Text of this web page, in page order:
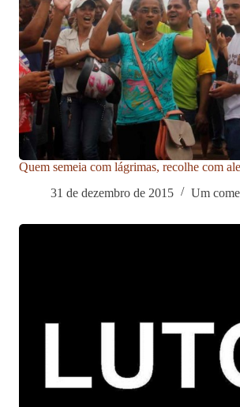
Quem semeia com lágrimas, recolhe com
31 de dezembro de 2015
Um